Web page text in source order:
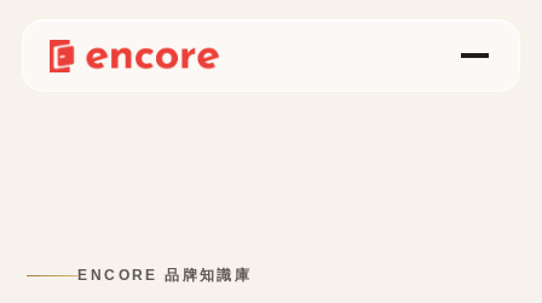
ENCORE 品牌知識庫